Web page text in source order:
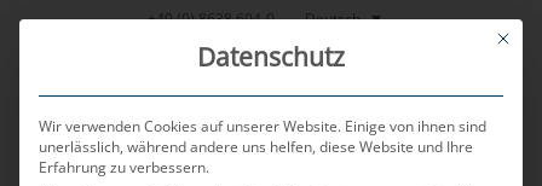
Zum
+49 (0) 8638 604-0 Deutsch
This
Datenschutz
Wir verwenden Cookies auf unserer Website. Einige von ihnen sind
unerlässlich, während andere uns helfen, diese Website und Ihre
Erfahrung zu verbessern.